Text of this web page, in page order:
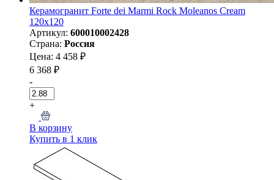
Керамогранит Forte dei Marmi Rock Moleanos Cream
120x120
Артикул: 600010002428
Страна: Россия
Цена: 4 458 ₽
6 368 ₽
-
+
В корзину
Купить в 1 клик